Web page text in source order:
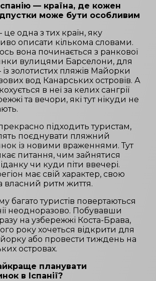
— країна, де кожен
може бути особливим
це одна з тих країн, яку
описати кількома словами.
вона починається з ранкової
вулицями Барселони, для
із золотистих пляжів Майорки
вод Канарських островів. А
в неї за келих сангрії
та вечори, які тут нікуди не
підходить туристам,
поєднувати пляжний
із новими враженнями. Тут
питання, чим зайнятися
чи куди піти ввечері.
має свій характер, свою
власний ритм життя.
багато туристів повертаються
неодноразово. Побувавши
на узбережжі Коста-Брава,
року хочеться відкрити для
або провести тиждень на
островах.
планувати
в Іспанії?